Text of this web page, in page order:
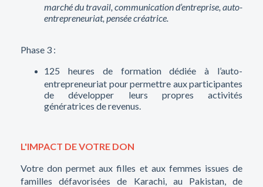
marché du travail, communication d’entreprise, auto-
entrepreneuriat, pensée créatrice.
Phase 3 :
125 heures de formation dédiée à l’auto-
entrepreneuriat pour permettre aux participantes
de développer leurs propres activités
génératrices de revenus.
L'IMPACT DE VOTRE DON
Votre don permet aux filles et aux femmes issues de
familles défavorisées de Karachi, au Pakistan, de